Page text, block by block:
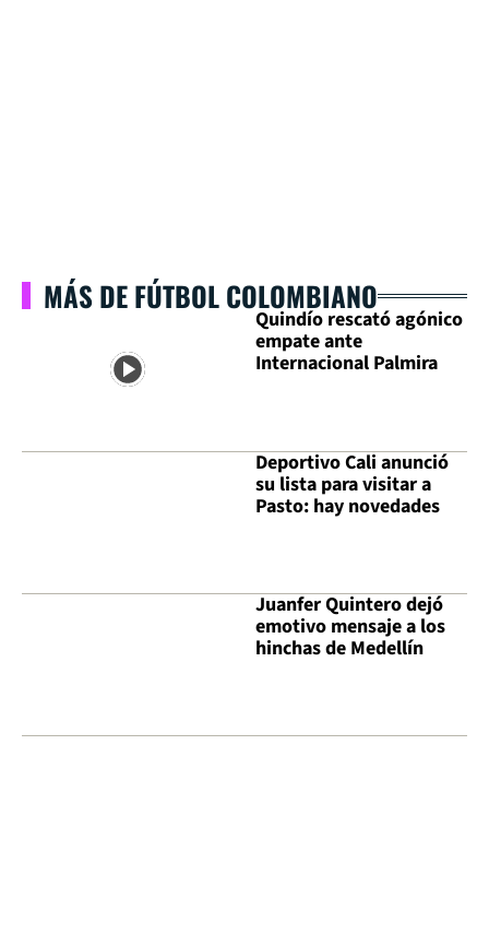
MÁS DE FÚTBOL COLOMBIANO
Quindío rescató agónico
empate ante
Internacional Palmira
Deportivo Cali anunció
su lista para visitar a
Pasto: hay novedades
Juanfer Quintero dejó
emotivo mensaje a los
hinchas de Medellín